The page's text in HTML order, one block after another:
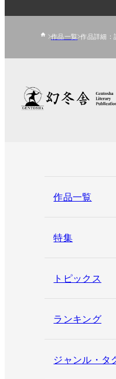
作品一覧 作品詳細：
作品一覧
特集
トピックス
ランキング
ジャンル・タ